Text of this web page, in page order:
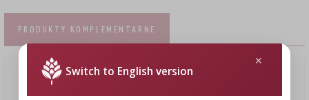
PRODUKTY KOMPLEMENTARNE
Switch to English version